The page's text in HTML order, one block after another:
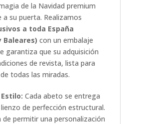
de la Navidad premium
su puerta. Realizamos
a toda España
Baleares) con un embalaje
garantiza que su adquisición
de revista, lista para
todas las miradas.
Cada abeto se entrega
de perfección estructural.
de permitir una personalización